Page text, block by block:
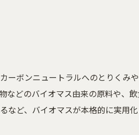
ーボンニュートラルへのとりくみ
などのバイオマス由来の原料や、
など、バイオマスが本格的に実用化